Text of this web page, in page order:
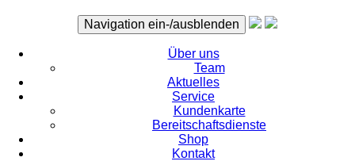
Navigation ein-/ausblenden
Über uns
Team
Aktuelles
Service
Kundenkarte
Bereitschaftsdienste
Shop
Kontakt